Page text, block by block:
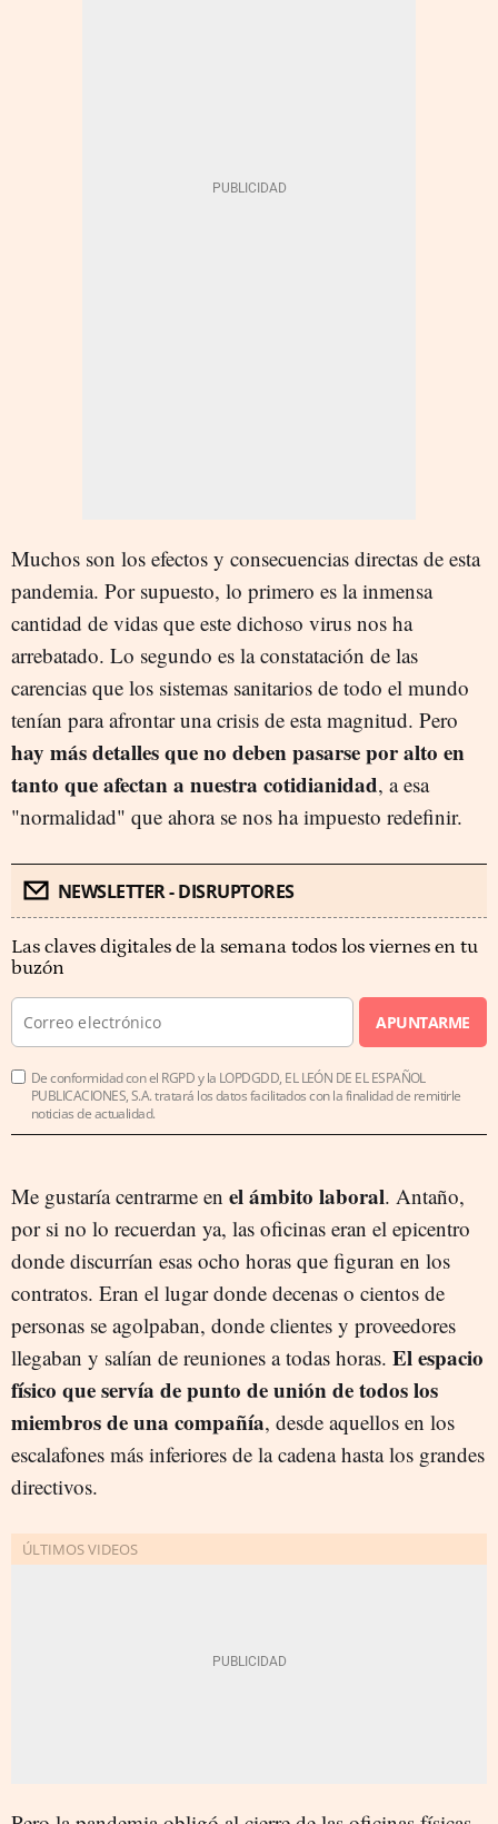
Muchos son los efectos y consecuencias directas de esta
pandemia. Por supuesto, lo primero es la inmensa
cantidad de vidas que este dichoso virus nos ha
arrebatado. Lo segundo es la constatación de las
carencias que los sistemas sanitarios de todo el mundo
tenían para afrontar una crisis de esta magnitud. Pero
hay más detalles que no deben pasarse por alto en
tanto que afectan a nuestra cotidianidad, a esa
"normalidad" que ahora se nos ha impuesto redefinir.
NEWSLETTER - DISRUPTORES
Las claves digitales de la semana todos los viernes en tu
buzón
APUNTARME
De conformidad con el RGPD y la LOPDGDD, EL LEÓN DE EL ESPAÑOL
PUBLICACIONES, S.A. tratará los datos facilitados con la finalidad de remitirle
noticias de actualidad.
Me gustaría centrarme en el ámbito laboral. Antaño,
por si no lo recuerdan ya, las oficinas eran el epicentro
donde discurrían esas ocho horas que figuran en los
contratos. Eran el lugar donde decenas o cientos de
personas se agolpaban, donde clientes y proveedores
llegaban y salían de reuniones a todas horas. El espacio
físico que servía de punto de unión de todos los
miembros de una compañía, desde aquellos en los
escalafones más inferiores de la cadena hasta los grandes
directivos.